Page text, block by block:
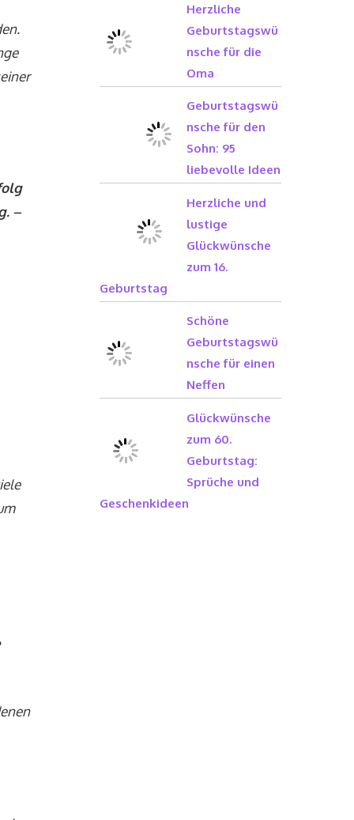
–
Herzliche
Geburtstagswü
nsche für die
Oma
Geburtstagswü
nsche für den
Sohn: 95
liebevolle Ideen
Herzliche und
lustige
Glückwünsche
zum 16.
Geburtstag
Schöne
Geburtstagswü
nsche für einen
Neffen
Glückwünsche
zum 60.
Geburtstag:
Sprüche und
Geschenkideen